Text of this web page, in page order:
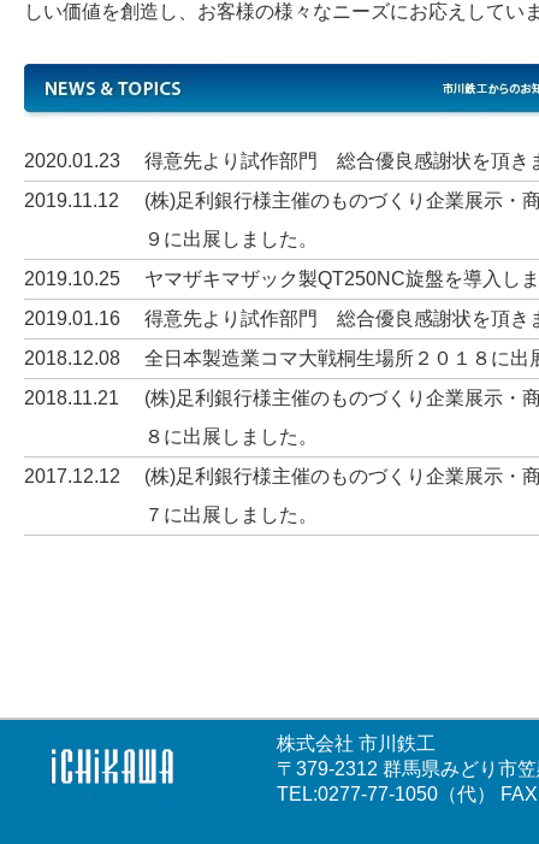
しい価値を創造し、お客様の様々なニーズにお応えしてい
2020.01.23
得意先より試作部門 総合優良感謝状を頂き
2019.11.12
(株)足利銀行様主催のものづくり企業展示・
９に出展しました。
2019.10.25
ヤマザキマザック製QT250NC旋盤を導入し
2019.01.16
得意先より試作部門 総合優良感謝状を頂き
2018.12.08
全日本製造業コマ大戦桐生場所２０１８に出
2018.11.21
(株)足利銀行様主催のものづくり企業展示・
８に出展しました。
2017.12.12
(株)足利銀行様主催のものづくり企業展示・
７に出展しました。
株式会社 市川鉄工
〒379-2312 群馬県みど